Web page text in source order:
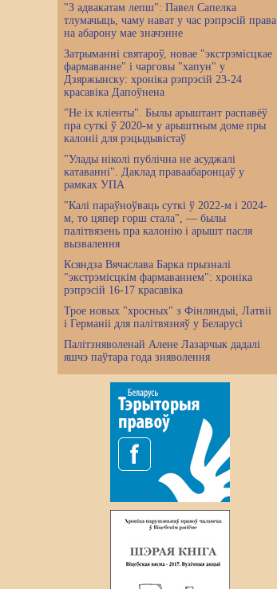
"З адвакатам лепш": Павел Сапелка
тлумачыць, чаму нават у час рэпрэсій права
на абарону мае значэнне
Затрыманні святароў, новае "экстрэмісцкае
фармаванне" і чарговы "хапун" у
Дзяржынску: хроніка рэпрэсій 23-24
красавіка Дапоўнена
"Не іх кліенты". Былы арыштант распавёў
пра суткі ў 2020-м у арыштным доме пры
калоніі для рэцыдывістаў
"Улады ніколі публічна не асуджалі
катаванні". Даклад праваабаронцаў у
рамках УПА
"Калі параўноўваць суткі ў 2022-м і 2024-
м, то цяпер горш стала", — былы
палітвязень пра калонію і арышт пасля
вызвалення
Ксяндза Вячаслава Барка прызналі
"экстрэмісцкім фармаваннем": хроніка
рэпрэсій 16-17 красавіка
Трое новых "хросных" з Фінляндыі, Латвіі
і Германіі для палітвязняў у Беларусі
Палітзняволенай Алене Лазарчык дадалі
яшчэ паўтара года зняволення